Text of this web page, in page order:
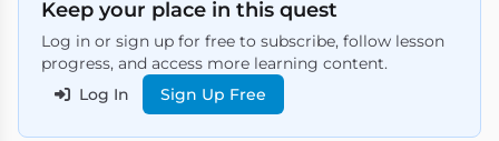
Keep your place in this quest
Log in or sign up for free to subscribe, follow lesson
progress, and access more learning content.
Log In
Sign Up Free